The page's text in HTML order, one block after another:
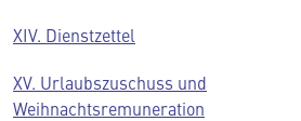
XIV. Dienstzettel
XV. Urlaubszuschuss und
Weihnachtsremuneration